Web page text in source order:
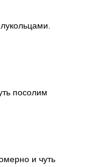
посолим
и чуть